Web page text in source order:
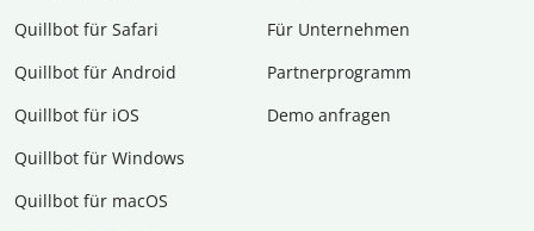
Quillbot für Safari
Quillbot für Android
Quillbot für iOS
Quillbot für Windows
Quillbot für macOS
Für Unternehmen
Partnerprogramm
Demo anfragen